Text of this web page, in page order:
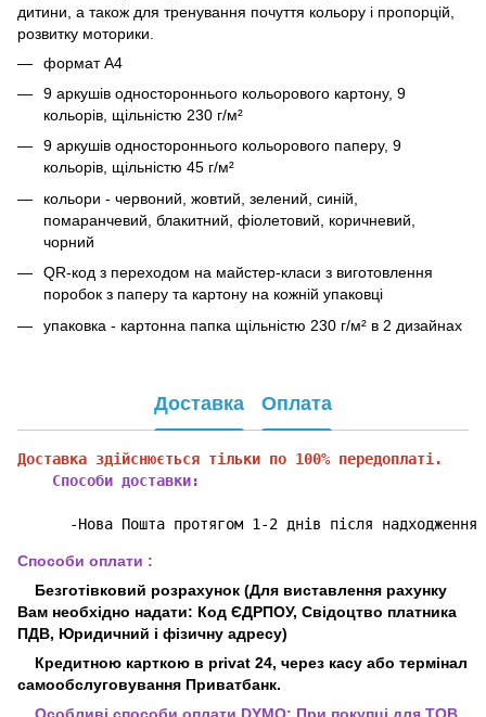
дитини, а також для тренування почуття кольору і пропорцій,
розвитку моторики.
формат А4
9 аркушів одностороннього кольорового картону, 9
кольорів, щільністю 230 г/м²
9 аркушів одностороннього кольорового паперу, 9
кольорів, щільністю 45 г/м²
кольори - червоний, жовтий, зелений, синій,
помаранчевий, блакитний, фіолетовий, коричневий,
чорний
QR-код з переходом на майстер-класи з виготовлення
поробок з паперу та картону на кожній упаковці
упаковка - картонна папка щільністю 230 г/м² в 2 дизайнах
Доставка Оплата
Доставка здійснюється тільки по 100% передоплаті.
    Способи доставки:
-Нова Пошта протягом 1-2 днів після надходження
Способи оплати :
Безготівковий розрахунок (Для виставлення рахунку
Вам необхідно надати: Код ЄДРПОУ, Свідоцтво платника
ПДВ, Юридичний і фізичну адресу)
Кредитною карткою в privat 24, через касу або термінал
самообслуговування Приватбанк.